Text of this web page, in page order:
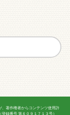
、著作権者からコンテンツ使用許
録番号 第６０９１７１３号）